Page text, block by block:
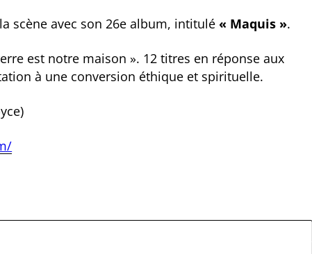
scène avec son 26e album, intitulé « Maquis ».
est notre maison ». 12 titres en réponse aux
à une conversion éthique et spirituelle.